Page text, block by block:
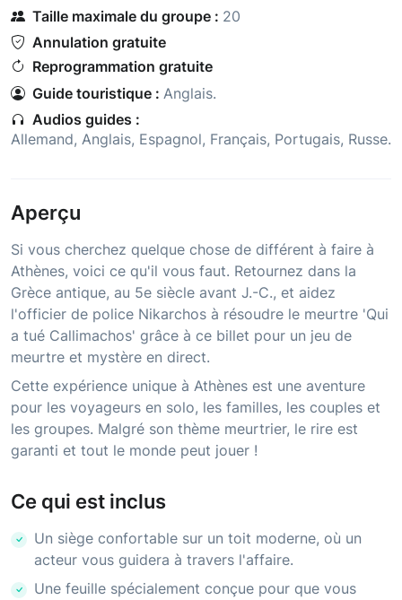
Taille maximale du groupe : 20
Annulation gratuite
Reprogrammation gratuite
Guide touristique : Anglais.
Audios guides :
Allemand, Anglais, Espagnol, Français, Portugais, Russe.
Aperçu
Si vous cherchez quelque chose de différent à faire à
Athènes, voici ce qu'il vous faut. Retournez dans la
Grèce antique, au 5e siècle avant J.-C., et aidez
l'officier de police Nikarchos à résoudre le meurtre 'Qui
a tué Callimachos' grâce à ce billet pour un jeu de
meurtre et mystère en direct.
Cette expérience unique à Athènes est une aventure
pour les voyageurs en solo, les familles, les couples et
les groupes. Malgré son thème meurtrier, le rire est
garanti et tout le monde peut jouer !
Ce qui est inclus
Un siège confortable sur un toit moderne, où un
acteur vous guidera à travers l'affaire.
Une feuille spécialement conçue pour que vous